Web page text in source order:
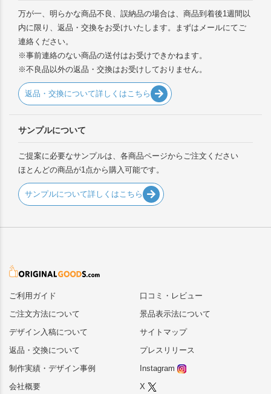
万が一、明らかな商品不良、誤納品の場合は、商品到着後1週間以
内に限り、返品・交換をお受けいたします。まずはメールにてご
連絡ください。
※事前連絡のない商品の送付はお受けできかねます。
※不良品以外の返品・交換はお受けしておりません。
返品・交換について詳しくはこちら
サンプルについて
ご提案に必要なサンプルは、各商品ページからご注文ください
ほとんどの商品が1点から購入可能です。
サンプルについて詳しくはこちら
ご利用ガイド
ご注文方法について
デザイン入稿について
返品・交換について
制作実績・デザイン事例
会社概要
口コミ・レビュー
景品表示法について
サイトマップ
プレスリリース
Instagram
X